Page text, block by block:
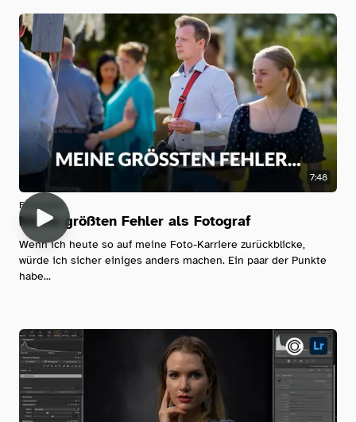
7:48
Fotografie
Meine größten Fehler als Fotograf
Wenn ich heute so auf meine Foto-Karriere zurückblicke,
würde ich sicher einiges anders machen. Ein paar der Punkte
habe...